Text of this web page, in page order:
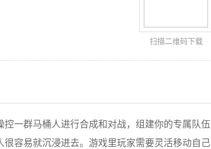
扫描二维码下载
一群马桶人进行合成和对战，组建你的专属队伍
容易就沉浸进去。游戏里玩家需要灵活移动自己